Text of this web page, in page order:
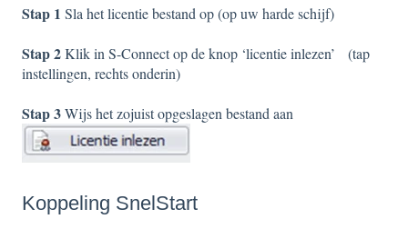
Stap 1 Sla het licentie bestand op (op uw harde schijf)
Stap 2Klik in S-Connect op de knop ‘licentie inlezen’ (tap
instellingen, rechts onderin)
Stap 3Wijs het zojuist opgeslagen bestand aan
Koppeling SnelStart